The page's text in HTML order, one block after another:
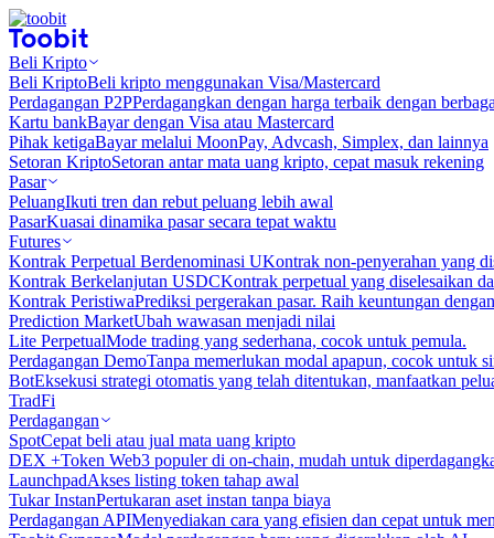
Beli Kripto
Beli KriptoBeli kripto menggunakan Visa/Mastercard
Perdagangan P2PPerdagangkan dengan harga terbaik dengan
Kartu bankBayar dengan Visa atau Mastercard
Pihak ketigaBayar melalui MoonPay, Advcash, Simplex, dan lainnya
Setoran KriptoSetoran antar mata uang kripto, cepat masuk rekening
Pasar
PeluangIkuti tren dan rebut peluang lebih awal
PasarKuasai dinamika pasar secara tepat waktu
Futures
Kontrak Perpetual Berdenominasi UKontrak non-penyerahan yang
Kontrak Berkelanjutan USDCKontrak perpetual yang diselesaikan
Kontrak PeristiwaPrediksi pergerakan pasar. Raih keuntungan
Prediction MarketUbah wawasan menjadi nilai
Lite PerpetualMode trading yang sederhana, cocok untuk pemula.
Perdagangan DemoTanpa memerlukan modal apapun, cocok untuk
BotEksekusi strategi otomatis yang telah ditentukan, manfaatkan
TradFi
Perdagangan
SpotCepat beli atau jual mata uang kripto
DEX +Token Web3 populer di on-chain, mudah untuk
LaunchpadAkses listing token tahap awal
Tukar InstanPertukaran aset instan tanpa biaya
Perdagangan APIMenyediakan cara yang efisien dan cepat untuk